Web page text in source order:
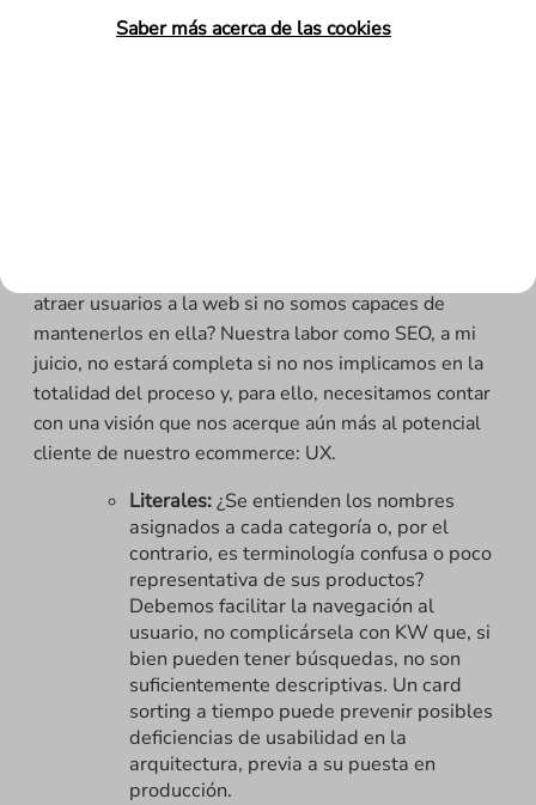
Saber más acerca de las cookies
debemos hacernos antes y durante la (re)definición
del esqueleto de la web: ¿tenemos alguna barrera
atraer usuarios a la web si no somos capaces de
mantenerlos en ella? Nuestra labor como SEO, a mi
juicio, no estará completa si no nos implicamos en la
totalidad del proceso y, para ello, necesitamos contar
con una visión que nos acerque aún más al potencial
cliente de nuestro ecommerce: UX.
Literales:¿Se entienden los nombres
asignados a cada categoría o, por el
contrario, es terminología confusa o poco
representativa de sus productos?
Debemos facilitar la navegación al
usuario, no complicársela con KW que, si
bien pueden tener búsquedas, no son
suficientemente descriptivas. Un card
sorting a tiempo puede prevenir posibles
deficiencias de usabilidad en la
arquitectura, previa a su puesta en
producción.